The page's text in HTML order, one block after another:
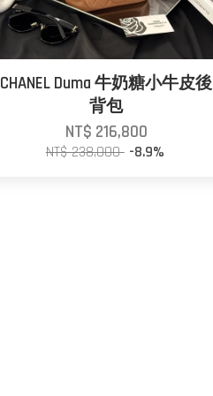
CHANEL Duma 牛奶糖小牛皮後
背包
NT$ 216,800
NT$ 238,000 -8.9%